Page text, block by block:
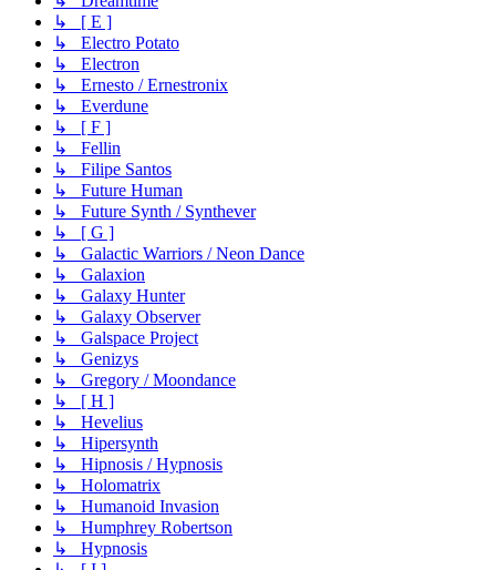
↳ [ E ]
↳ Electro Potato
↳ Electron
↳ Ernesto / Ernestronix
↳ Everdune
↳ [ F ]
↳ Fellin
↳ Filipe Santos
↳ Future Human
↳ Future Synth / Synthever
↳ [ G ]
↳ Galactic Warriors / Neon Dance
↳ Galaxion
↳ Galaxy Hunter
↳ Galaxy Observer
↳ Galspace Project
↳ Genizys
↳ Gregory / Moondance
↳ [ H ]
↳ Hevelius
↳ Hipersynth
↳ Hipnosis / Hypnosis
↳ Holomatrix
↳ Humanoid Invasion
↳ Humphrey Robertson
↳ Hypnosis